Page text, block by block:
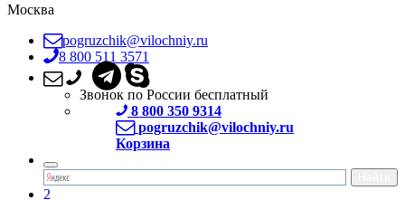
Москва
pogruzchik@vilochniy.ru
8 800 511 3571
Звонок по России бесплатный
8 800 350 9314
pogruzchik@vilochniy.ru
Корзина
2